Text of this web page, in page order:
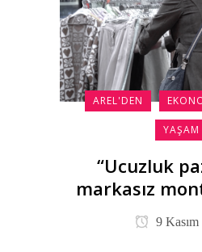
AREL'DEN
YAŞAM
“Ucuzluk
markasız
9